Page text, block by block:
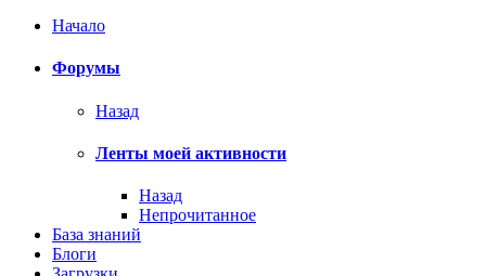
Начало
Форумы
Назад
Ленты моей активности
Назад
Непрочитанное
База знаний
Блоги